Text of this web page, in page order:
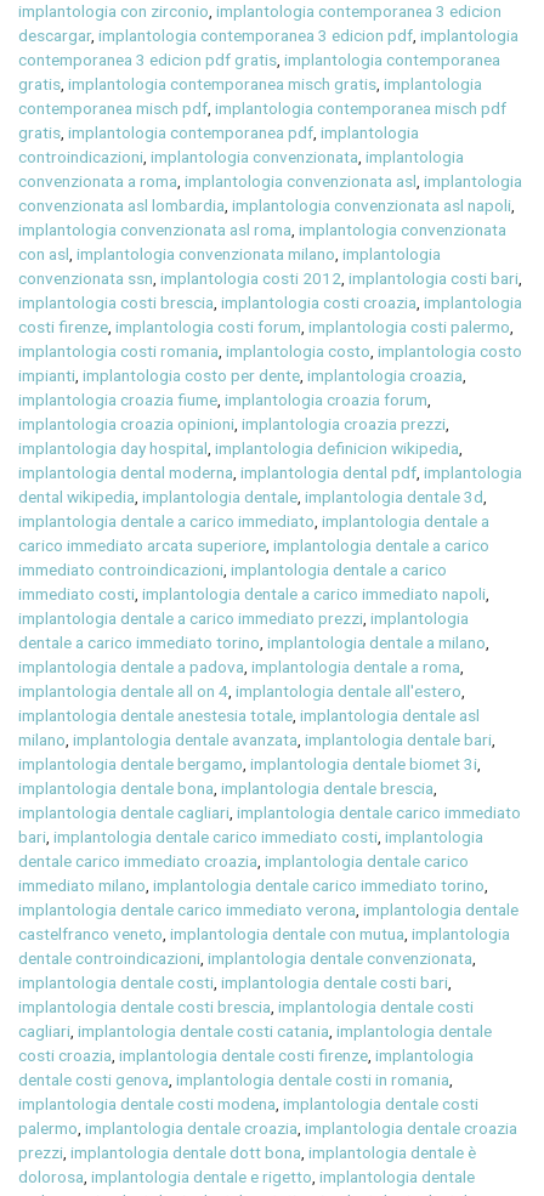
implantologia con zirconio ,implantologia contemporanea 3 edicion
descargar,implantologia contemporanea 3 edicion pdf ,implantologia
contemporanea 3 edicion pdf gratis ,implantologia contemporanea
gratis ,implantologia contemporanea misch gratis ,implantologia
contemporanea misch pdf ,implantologia contemporanea misch pdf
gratis ,implantologia contemporanea pdf ,implantologia
controindicazioni ,implantologia convenzionata ,implantologia
convenzionata a roma ,implantologia convenzionata asl ,implantologia
convenzionata asl lombardia ,implantologia convenzionata asl napoli
implantologia convenzionata asl roma ,implantologia convenzionata
con asl ,implantologia convenzionata milano ,implantologia
convenzionata ssn ,implantologia costi 2012 ,implantologia costi bari
implantologia costi brescia ,implantologia costi croazia ,implantologia
costi firenze ,implantologia costi forum ,implantologia costi palermo
implantologia costi romania ,implantologia costo ,implantologia costo
impianti ,implantologia costo per dente ,implantologia croazia
implantologia croazia fiume ,implantologia croazia forum
implantologia croazia opinioni ,implantologia croazia prezzi
implantologia day hospital ,implantologia definicion wikipedia
implantologia dental moderna ,implantologia dental pdf ,implantologia
dental wikipedia ,implantologia dentale ,implantologia dentale 3d
implantologia dentale a carico immediato ,implantologia dentale a
carico immediato arcata superiore ,implantologia dentale a carico
immediato controindicazioni ,implantologia dentale a carico
immediato costi ,implantologia dentale a carico immediato napoli
implantologia dentale a carico immediato prezzi ,implantologia
dentale a carico immediato torino ,implantologia dentale a milano
implantologia dentale a padova ,implantologia dentale a roma
implantologia dentale all on 4 ,implantologia dentale all'estero
implantologia dentale anestesia totale ,implantologia dentale asl
milano ,implantologia dentale avanzata ,implantologia dentale bari
implantologia dentale bergamo ,implantologia dentale biomet 3i
implantologia dentale bona ,implantologia dentale brescia
implantologia dentale cagliari ,implantologia dentale carico immediato
bari ,implantologia dentale carico immediato costi ,implantologia
dentale carico immediato croazia ,implantologia dentale carico
immediato milano ,implantologia dentale carico immediato torino
implantologia dentale carico immediato verona ,implantologia dentale
castelfranco veneto ,implantologia dentale con mutua ,implantologia
dentale controindicazioni ,implantologia dentale convenzionata
implantologia dentale costi ,implantologia dentale costi bari
implantologia dentale costi brescia ,implantologia dentale costi
cagliari ,implantologia dentale costi catania ,implantologia dentale
costi croazia ,implantologia dentale costi firenze ,implantologia
dentale costi genova ,implantologia dentale costi in romania
implantologia dentale costi modena ,implantologia dentale costi
palermo ,implantologia dentale croazia ,implantologia dentale croazia
prezzi ,implantologia dentale dott bona ,implantologia dentale è
dolorosa ,implantologia dentale e rigetto ,implantologia dentale